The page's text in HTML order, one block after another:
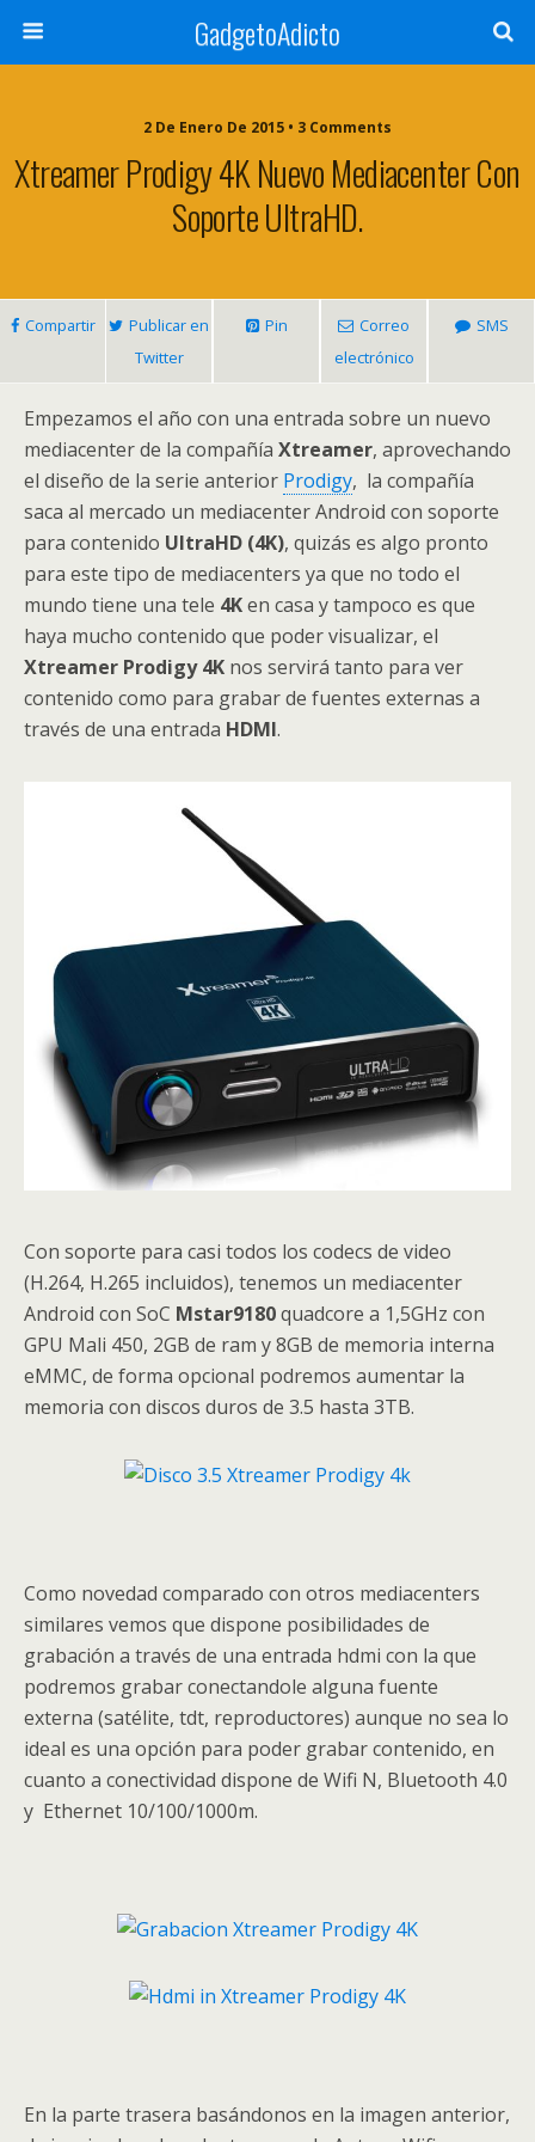
GadgetoAdicto
2 De Enero De 2015 • 3 Comments
Xtreamer Prodigy 4K Nuevo Mediacenter Con
Soporte UltraHD.
Compartir
Publicar en
Twitter
Pin
Correo
electrónico
SMS
Empezamos el año con una entrada sobre un nuevo
mediacenter de la compañía Xtreamer, aprovechando
el diseño de la serie anterior Prodigy, la compañía
saca al mercado un mediacenter Android con soporte
para contenido UltraHD (4K), quizás es algo pronto
para este tipo de mediacenters ya que no todo el
mundo tiene una tele 4Ken casa y tampoco es que
haya mucho contenido que poder visualizar, el
Xtreamer Prodigy 4K nos servirá tanto para ver
contenido como para grabar de fuentes externas a
través de una entrada HDMI.
Con soporte para casi todos los codecs de video
(H.264, H.265 incluidos), tenemos un mediacenter
Android con SoC Mstar9180quadcore a 1,5GHz con
GPU Mali 450, 2GB de ram y 8GB de memoria interna
eMMC, de forma opcional podremos aumentar la
memoria con discos duros de 3.5 hasta 3TB.
Como novedad comparado con otros mediacenters
similares vemos que dispone posibilidades de
grabación a través de una entrada hdmi con la que
podremos grabar conectandole alguna fuente
externa (satélite, tdt, reproductores) aunque no sea lo
ideal es una opción para poder grabar contenido, en
cuanto a conectividad dispone de Wifi N, Bluetooth 4.0
y Ethernet 10/100/1000m.
En la parte trasera basándonos en la imagen anterior,